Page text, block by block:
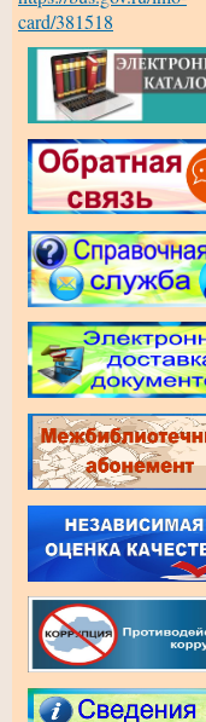
card/381518